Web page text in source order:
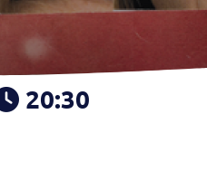
20:30